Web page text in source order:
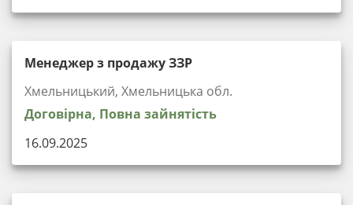
Менеджер з продажу ЗЗР
Хмельницький, Хмельницька обл.
Договірна, Повна зайнятість
16.09.2025